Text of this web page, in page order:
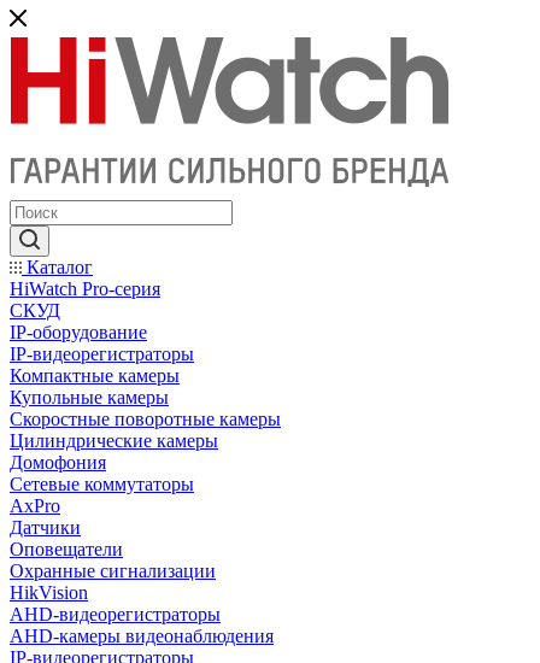
Каталог
HiWatch Pro-серия
CКУД
IP-оборудование
IP-видеорегистраторы
Компактные камеры
Купольные камеры
Скоростные поворотные камеры
Цилиндрические камеры
Домофония
Сетевые коммутаторы
AxPro
Датчики
Оповещатели
Охранные сигнализации
HikVision
AHD-видеорегистраторы
AHD-камеры видеонаблюдения
IP-видеорегистраторы